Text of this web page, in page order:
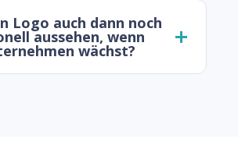
Logo auch dann noch
aussehen, wenn
wächst?